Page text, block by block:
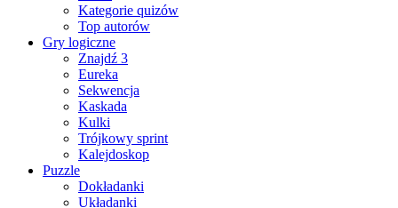
Kategorie quizów
Top autorów
Gry logiczne
Znajdź 3
Eureka
Sekwencja
Kaskada
Kulki
Trójkowy sprint
Kalejdoskop
Puzzle
Dokładanki
Układanki